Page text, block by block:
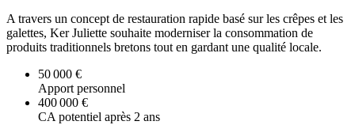
A travers un concept de restauration rapide basé sur les crêpes et les
galettes, Ker Juliette souhaite moderniser la consommation de
produits traditionnels bretons tout en gardant une qualité locale.
50 000 €
Apport personnel
400 000 €
CA potentiel après 2 ans